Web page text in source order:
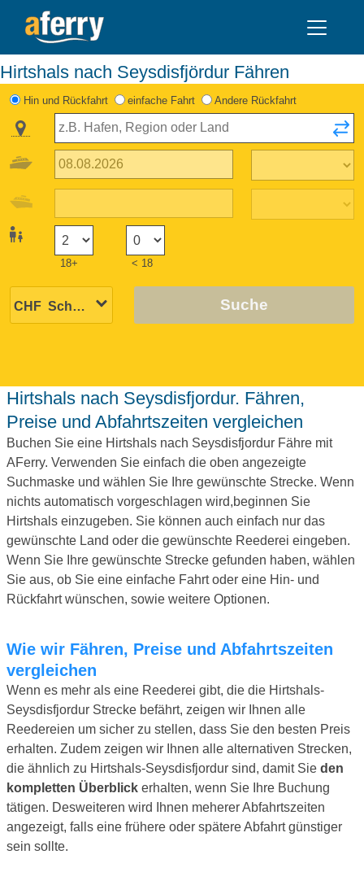
Hirtshals nach Seysdisfjördur Fähren
Hin und Rückfahrt einfache Fahrt Andere Rückfahrt
18+ < 18
Suche
Hirtshals nach Seysdisfjordur. Fähren,
Preise und Abfahrtszeiten vergleichen
Buchen Sie eine Hirtshals nach Seysdisfjordur Fähre mit
AFerry. Verwenden Sie einfach die oben angezeigte
Suchmaske und wählen Sie Ihre gewünschte Strecke. Wenn
nichts automatisch vorgeschlagen wird,beginnen Sie
Hirtshals einzugeben. Sie können auch einfach nur das
gewünschte Land oder die gewünschte Reederei eingeben.
Wenn Sie Ihre gewünschte Strecke gefunden haben, wählen
Sie aus, ob Sie eine einfache Fahrt oder eine Hin- und
Rückfahrt wünschen, sowie weitere Optionen.
Wie wir Fähren, Preise und Abfahrtszeiten
vergleichen
Wenn es mehr als eine Reederei gibt, die die Hirtshals-
Seysdisfjordur Strecke befährt, zeigen wir Ihnen alle
Reedereien um sicher zu stellen, dass Sie den besten Preis
erhalten. Zudem zeigen wir Ihnen alle alternativen Strecken,
die ähnlich zu Hirtshals-Seysdisfjordur sind, damit Sie den
kompletten Überblick erhalten, wenn Sie Ihre Buchung
tätigen. Desweiteren wird Ihnen meherer Abfahrtszeiten
angezeigt, falls eine frühere oder spätere Abfahrt günstiger
sein sollte.